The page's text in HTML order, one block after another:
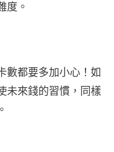
度。
數都要多加小心！如
未來錢的習慣，同樣